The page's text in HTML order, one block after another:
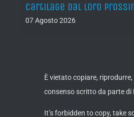
Cartilage dal loro
07 Agosto 2026
È vietato copiare,
consenso scritto da parte di
It’s forbidden to copy, take